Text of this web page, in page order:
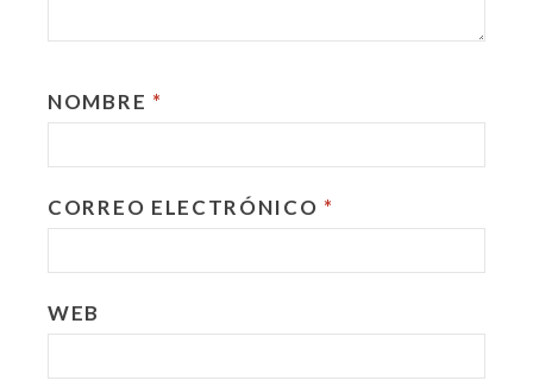
NOMBRE *
CORREO ELECTRÓNICO *
WEB